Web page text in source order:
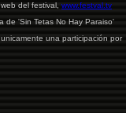
del festival, www.festval.tv
de 'Sin Tetas No Hay Paraiso'
una participación por